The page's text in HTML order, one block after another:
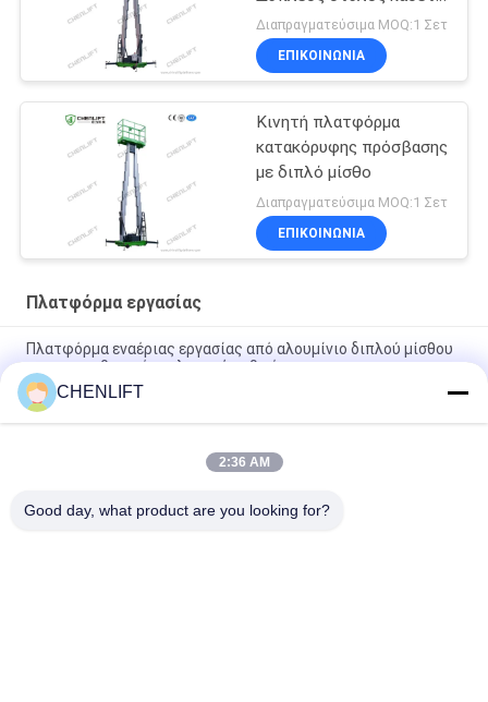
ανύψωση με πλατφόρμα
επέκτασης
Διαπραγματεύσιμα MOQ:1 Σετ
ΕΠΙΚΟΙΝΩΝΙΑ
Κινητή πλατφόρμα
κατακόρυφης πρόσβασης
με διπλό μίσθο
Διαπραγματεύσιμα MOQ:1 Σετ
ΕΠΙΚΟΙΝΩΝΙΑ
Πλατφόρμα εργασίας
Πλατφόρμα εναέριας εργασίας από αλουμίνιο διπλού μίσθου
αυτοπροωθητικό ανελκυστήρα 9 μέτρα
10 μέτρα ύψος Πλατφόρμα εναέριας εργασίας διπλού μίσθου
Υδραυλικό κατακόρυφο τραπέζι ανύψωσης
Εναέριο ανυψωτικό πλατφόρμα αλουμινίου με ύψος
CHENLIFT
2:36 AM
Good day, what product are you looking for?